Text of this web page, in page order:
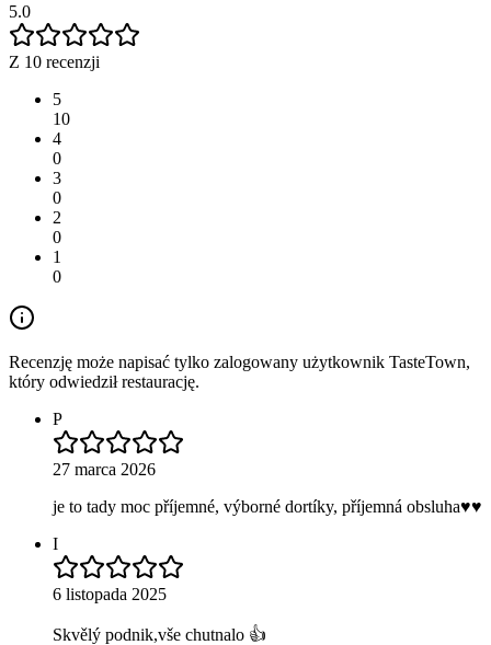
5.0
Z 10 recenzji
5
10
4
0
3
0
2
0
1
0
Recenzję może napisać tylko zalogowany użytkownik TasteTown,
który odwiedził restaurację.
P
27 marca 2026
je to tady moc příjemné, výborné dortíky, příjemná obsluha♥️♥️
I
6 listopada 2025
Skvělý podnik,vše chutnalo 👍